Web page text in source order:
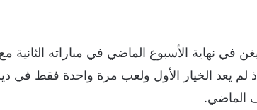
في نهاية الأسبوع الماضي في مباراته الثانية
لم يعد الخيار الأول ولعب مرة واحدة فقط في
الماضي.